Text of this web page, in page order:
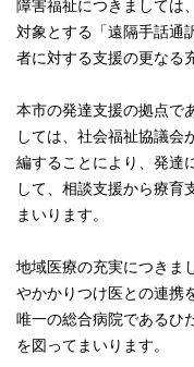
障害福祉につきましては
対象とする「遠隔手話通
者に対する支援の更なる
本市の発達支援の拠点で
しては、社会福祉協議会
編することにより、発達
して、相談支援から療育
まいります。
地域医療の充実につきま
やかかりつけ医との連携
唯一の総合病院であるひ
を図ってまいります。